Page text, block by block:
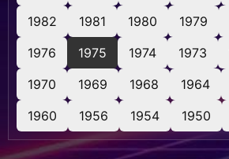
1982
1981 1980 1979
1976
1975 1974 1973
1970
1969 1968 1964
1960
1956 1954 1950